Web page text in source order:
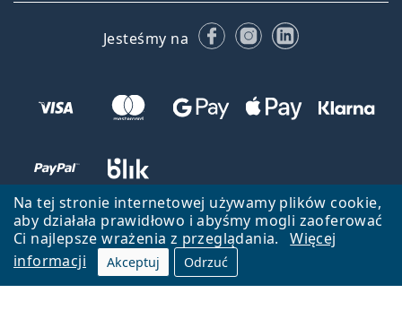
Na tej stronie internetowej używamy plików cookie,
aby działała prawidłowo i abyśmy mogli zaoferować
Ci najlepsze wrażenia z przeglądania.
Więcej
informacji
Akceptuj Odrzuć
Jesteśmy na FacebookuInstagramie
LinkedIn
Wróć do strony głównej
Przejdź na górę